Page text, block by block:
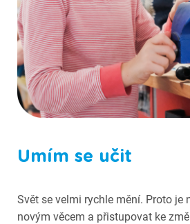
Umím se učit
Svět se velmi rychle mění. Proto je
novým věcem a přistupovat ke